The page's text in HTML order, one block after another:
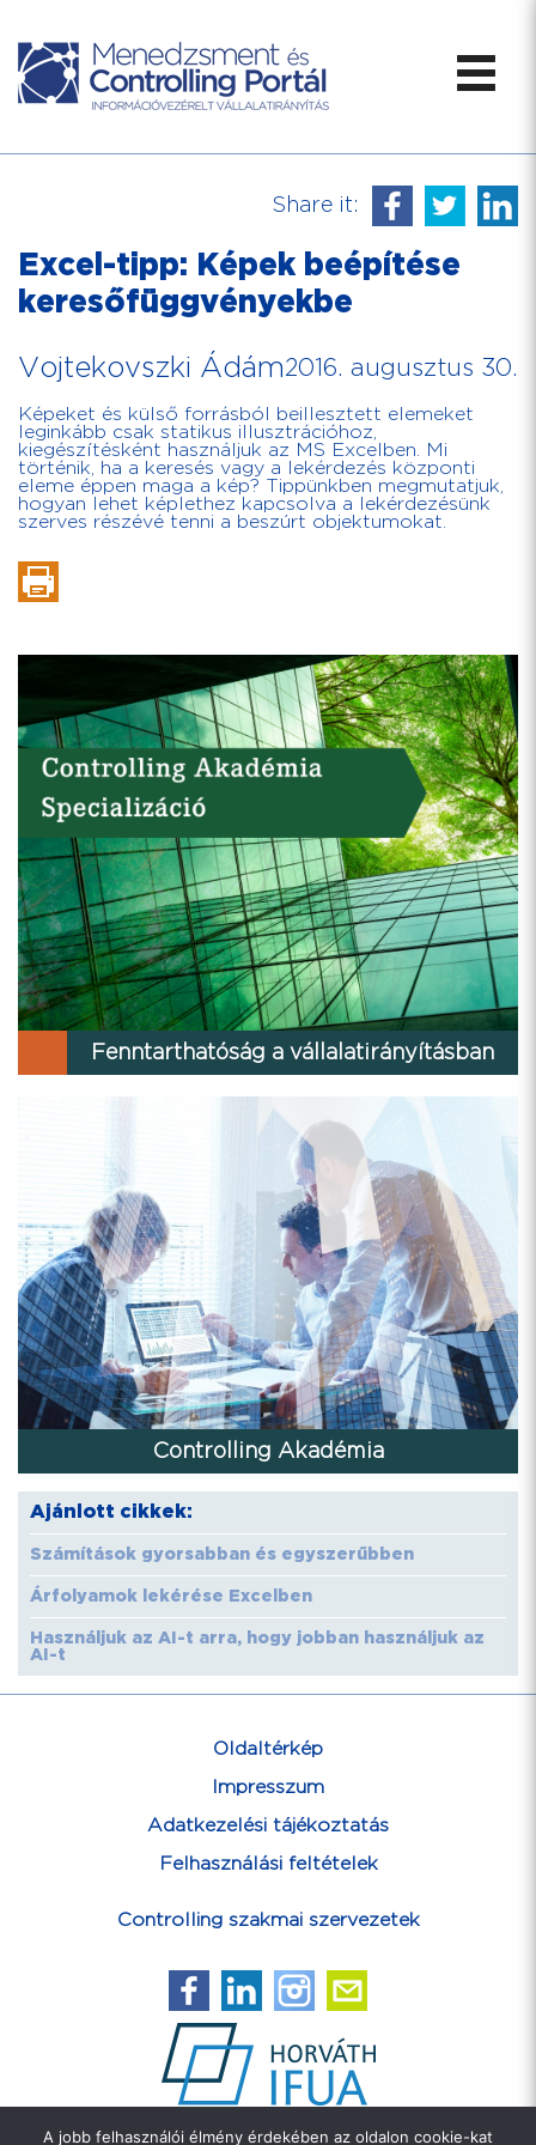
Share it:
Excel-tipp: Képek beépítése
keresőfüggvényekbe
Vojtekovszki Ádám2016. augusztus 30.
Képeket és külső forrásból beillesztett elemeket
leginkább csak statikus illusztrációhoz,
kiegészítésként használjuk az MS Excelben. Mi
történik, ha a keresés vagy a lekérdezés központi
eleme éppen maga a kép? Tippünkben megmutatjuk,
hogyan lehet képlethez kapcsolva a lekérdezésünk
szerves részévé tenni a beszúrt objektumokat.
Fenntarthatóság a vállalatirányításban
Controlling Akadémia
Ajánlott cikkek:
Számítások gyorsabban és egyszerűbben
Árfolyamok lekérése Excelben
Használjuk az AI-t arra, hogy jobban használjuk az
AI-t
Oldaltérkép
Impresszum
Adatkezelési tájékoztatás
Felhasználási feltételek
Controlling szakmai szervezetek
A jobb felhasználói élmény érdekében az oldalon cookie-kat